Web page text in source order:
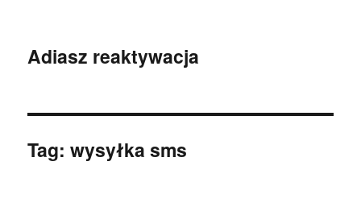
Adiasz reaktywacja
Tag:wysyłka sms